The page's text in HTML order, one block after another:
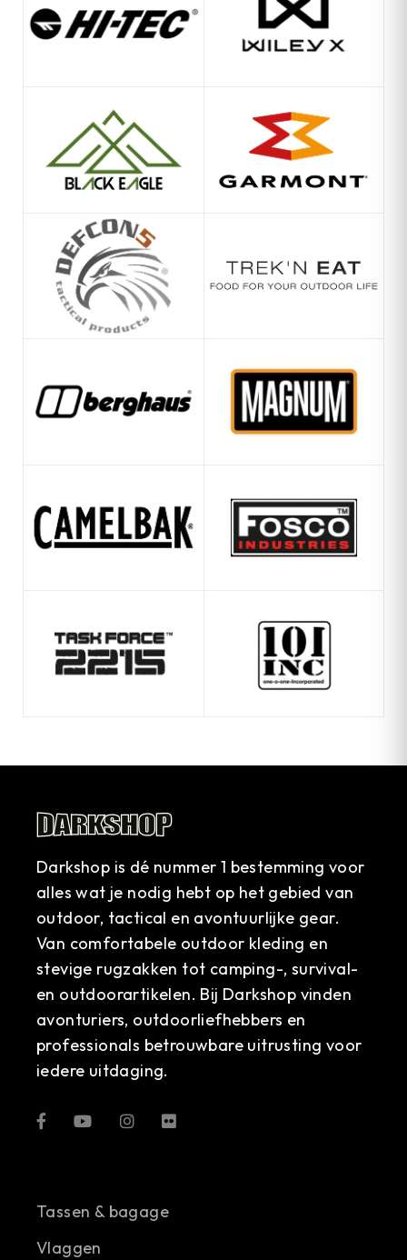
Darkshop is dé nummer 1 bestemming voor
alles wat je nodig hebt op het gebied van
outdoor, tactical en avontuurlijke gear.
Van comfortabele outdoor kleding en
stevige rugzakken tot camping-, survival-
en outdoorartikelen. Bij Darkshop vinden
avonturiers, outdoorliefhebbers en
professionals betrouwbare uitrusting voor
iedere uitdaging.
Tassen & bagage
Vlaggen